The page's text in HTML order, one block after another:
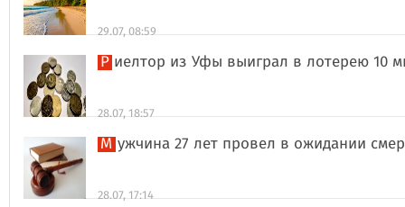
29.07, 08:59
Риелтор из Уфы выиграл в лотерею 10
28.07, 18:57
Мужчина 27 лет провел в ожидании
28.07, 17:14